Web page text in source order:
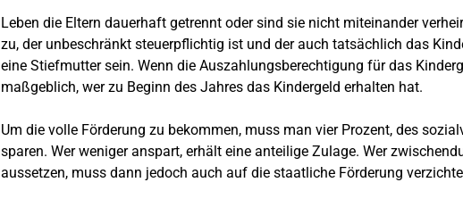
Leben die Eltern dauerhaft getrennt oder sind sie nicht miteinander
zu, der unbeschränkt steuerpflichtig ist und der auch tatsächlich das
eine Stiefmutter sein. Wenn die Auszahlungsberechtigung für das
maßgeblich, wer zu Beginn des Jahres das Kindergeld erhalten hat.
Um die volle Förderung zu bekommen, muss man vier Prozent, des
sparen. Wer weniger anspart, erhält eine anteilige Zulage. Wer
aussetzen, muss dann jedoch auch auf die staatliche Förderung